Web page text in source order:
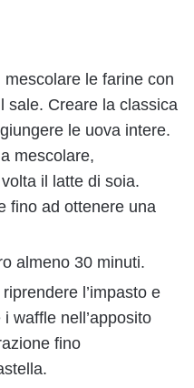
le farine con
sale. Creare la classica
le uova intere.
mescolare,
il latte di soia.
fino ad ottenere una
almeno 30 minuti.
l’impasto e
waffle nell’apposito
fino